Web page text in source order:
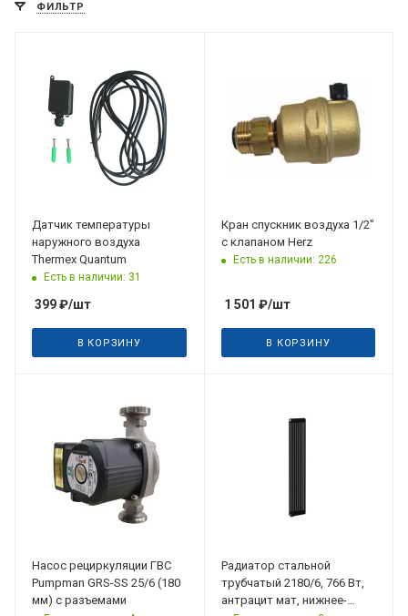
ФИЛЬТР
Датчик температуры
наружного воздуха
Thermex Quantum
Есть в наличии: 31
399₽/шт
В КОРЗИНУ
Кран спускник воздуха 1/2"
c клапаном Herz
Есть в наличии: 226
1 501 ₽/шт
В КОРЗИНУ
Насос рециркуляции ГВС
Pumpman GRS-SS 25/6 (180
мм) с разъемами
Радиатор стальной
трубчатый 2180/6, 766 Вт,
антрацит мат, нижнее-